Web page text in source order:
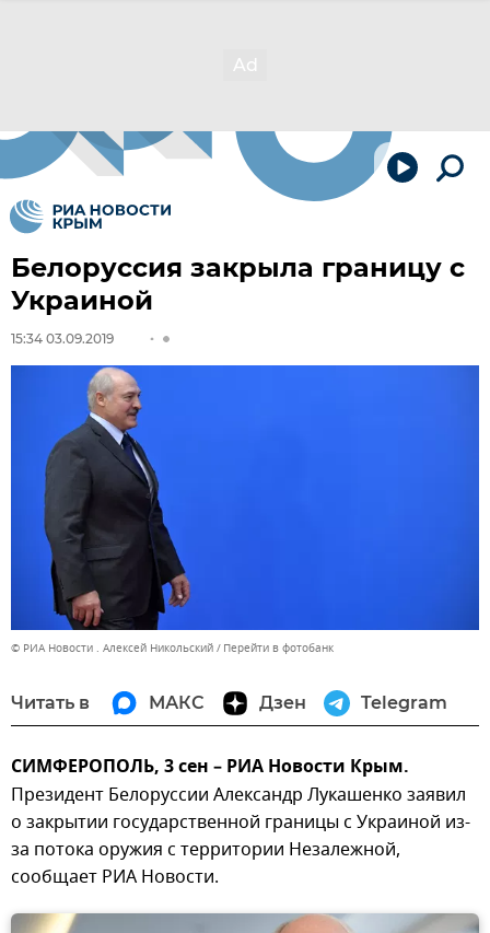
Белоруссия закрыла границу с
Украиной
15:34 03.09.2019
© РИА Новости . Алексей Никольский Перейти в фотобанк
Читать в МАКС Дзен Telegram
СИМФЕРОПОЛЬ, 3 сен – РИА Новости Крым.
Президент Белоруссии Александр Лукашенко заявил
о закрытии государственной границы с Украиной из-
за потока оружия с территории Незалежной,
сообщает РИА Новости.